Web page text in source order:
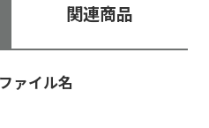
関連商品
ファイル名